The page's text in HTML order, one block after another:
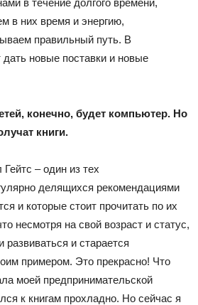
в течение долгого времени,
в них время и энергию,
правильный путь. В
дать новые поставки и новые
конечно, будет компьютер. Но
книги.
Гейтс – один из тех
делящихся рекомендациями
и которые стоит прочитать по их
несмотря на свой возраст и статус,
развиваться и старается
примером. Это прекрасно! Что
моей предпринимательской
к книгам прохладно. Но сейчас я